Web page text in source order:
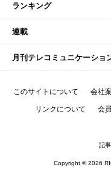
ランキング
連載
月刊テレコミュニケーショ
このサイトについて 会社
リンクについて 会
記
Copyright © 2026 RIC